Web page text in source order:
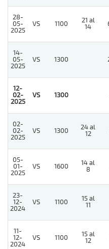
28-
05-
2025
VS 1100
21 al
14
14-
05-
2025
VS 1300
12-
02-
2025
VS 1300
02-
02-
2025
VS 1300
24 al
12
05-
01-
2025
VS 1600
14 al
8
23-
12-
2024
VS 1100
15 al
11
11-
12-
2024
VS 1100
15 al
12